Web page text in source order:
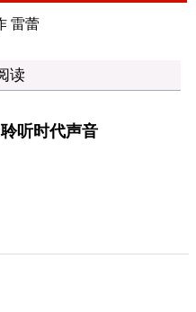
雷蕾
读
听时代声音